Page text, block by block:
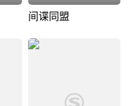
间谍同盟